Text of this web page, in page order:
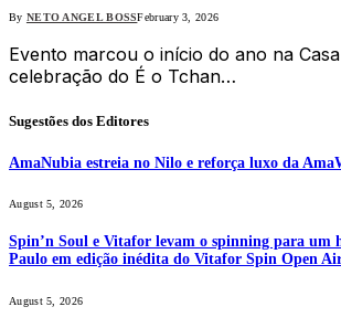
By NETO ANGEL BOSSFebruary 3, 2026
Evento marcou o início do ano na
celebração do É o Tchan…
Sugestões dos Editores
AmaNubia estreia no Nilo e reforça luxo da
August 5, 2026
Spin’n Soul e Vitafor levam o spinning para um
Paulo em edição inédita do Vitafor Spin Open
August 5, 2026